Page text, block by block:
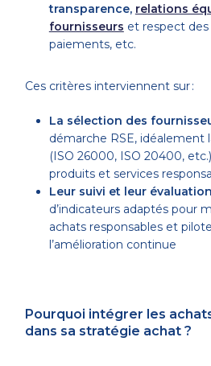
transparence, relations
fournisseurs et respect
paiements, etc.
Ces critères interviennent sur :
La sélection des
démarche RSE, idéalement
(ISO 26000, ISO 20400,
produits et services
Leur suivi et leur évaluation
d’indicateurs adaptés pour
achats responsables et
l’amélioration continue
Pourquoi intégrer les
dans sa stratégie achat ?